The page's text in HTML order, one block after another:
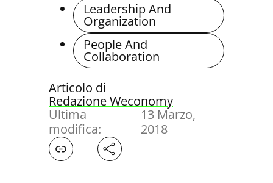
Leadership And
Organization
People And
Collaboration
Articolo di
Redazione Weconomy
Ultima
modifica:
13 Marzo,
2018